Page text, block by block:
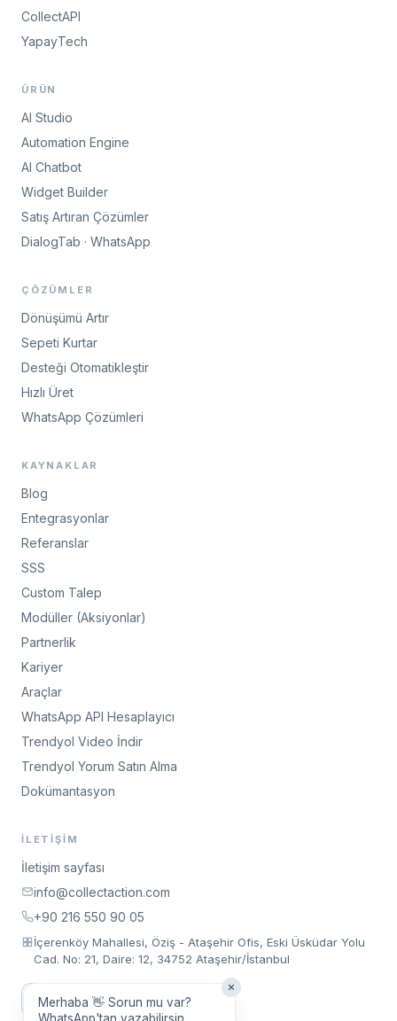
CollectAPI
YapayTech
ÜRÜN
AI Studio
Automation Engine
AI Chatbot
Widget Builder
Satış Artıran Çözümler
DialogTab · WhatsApp
ÇÖZÜMLER
Dönüşümü Artır
Sepeti Kurtar
Desteği Otomatikleştir
Hızlı Üret
WhatsApp Çözümleri
KAYNAKLAR
Blog
Entegrasyonlar
Referanslar
SSS
Custom Talep
Modüller (Aksiyonlar)
Partnerlik
Kariyer
Araçlar
WhatsApp API Hesaplayıcı
Trendyol Video İndir
Trendyol Yorum Satın Alma
Dokümantasyon
İLETIŞIM
İletişim sayfası
info@collectaction.com
+90 216 550 90 05
İçerenköy Mahallesi, Öziş - Ataşehir Ofis, Eski Üsküdar Yolu
Cad. No: 21, Daire: 12, 34752 Ataşehir/İstanbul
Toplantı Talep Et
Merhaba 👋 Sorun mu var?